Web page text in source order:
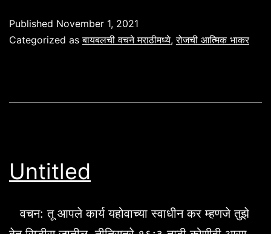
Published November 1, 2021
Categorized asबायबलची वचने मराठीमध्ये,रोजची आत्मिक भाकर
Untitled
वचन: तू आपले कार्य यहोवाच्या स्वाधीन कर म्हणजे तुझे